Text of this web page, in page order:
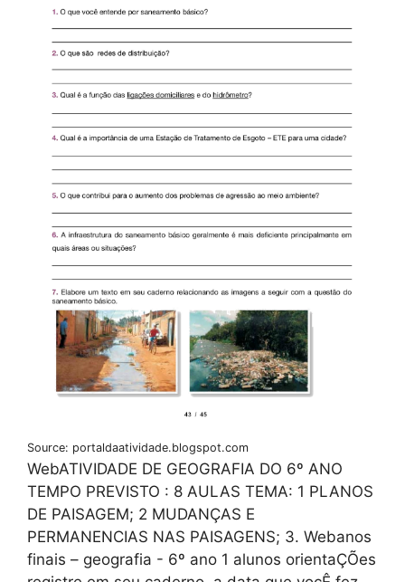
Source: portaldaatividade.blogspot.com
WebATIVIDADE DE GEOGRAFIA DO 6º ANO
TEMPO PREVISTO : 8 AULAS TEMA: 1 PLANOS
DE PAISAGEM; 2 MUDANÇAS E
PERMANENCIAS NAS PAISAGENS; 3. Webanos
finais – geografia - 6º ano 1 alunos orientaÇÕes